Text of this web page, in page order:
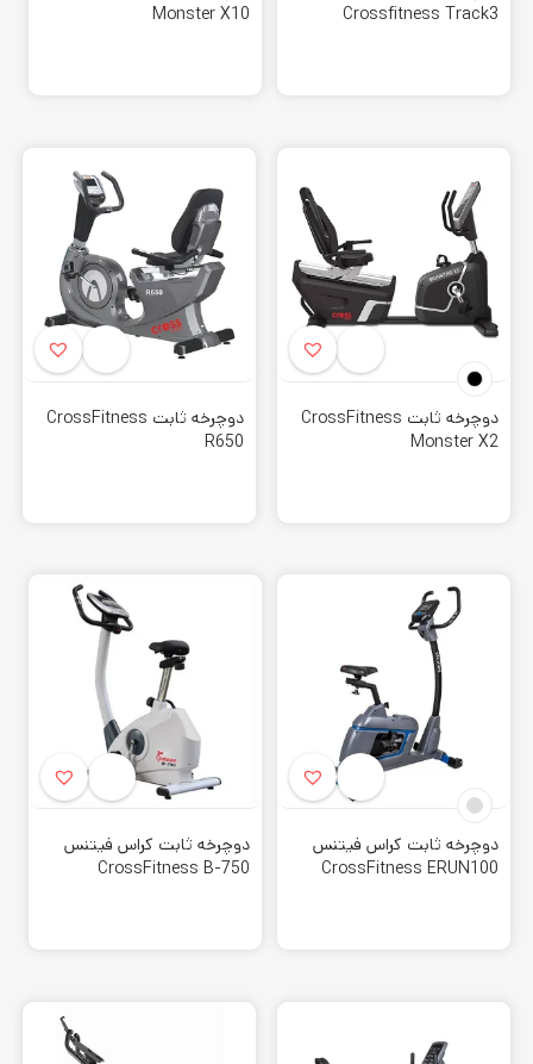
Crossfitness Track3
Monster X10
دوچرخه ثابت CrossFitness
Monster X2
دوچرخه ثابت CrossFitness
R650
دوچرخه ثابت کراس فیتنس
CrossFitness ERUN100
دوچرخه ثابت کراس فیتنس
CrossFitness B-750